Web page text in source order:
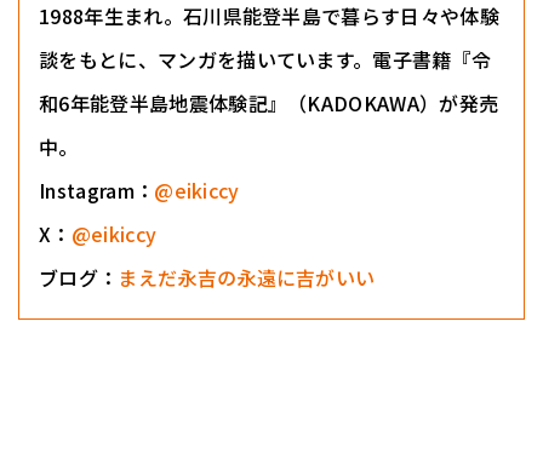
1988年生まれ。石川県能登半島で暮らす日々や体験
談をもとに、マンガを描いています。電子書籍『令
和6年能登半島地震体験記』（KADOKAWA）が発売
中。
Instagram： @eikiccy
X： @eikiccy
ブログ： まえだ永吉の永遠に吉がいい